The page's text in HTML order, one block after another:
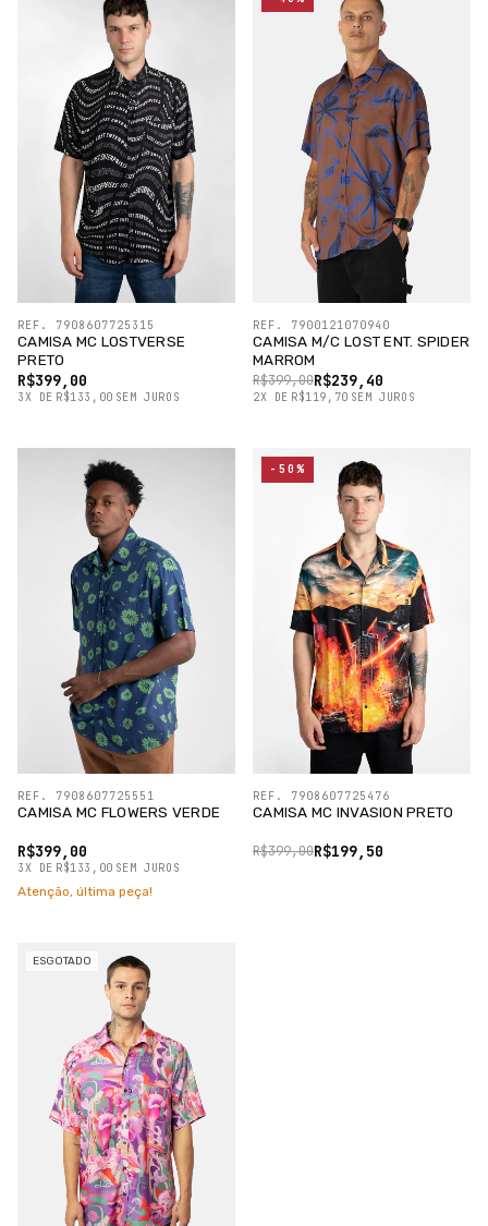
CAMISA MC LOSTVERSE
PRETO
R$399,00
3X DE R$133,00 SEM JUROS
REF. 7908607725315
CAMISA M/C LOST ENT. SPIDER
MARROM
R$239,40
R$399,00
2X DE R$119,70 SEM JUROS
REF. 7900121070940
CAMISA MC FLOWERS VERDE
R$399,00
3X DE R$133,00 SEM JUROS
REF. 7908607725551
Atenção, última peça!
CAMISA MC INVASION PRETO
R$199,50
R$399,00
REF. 7908607725476
-50%
ESGOTADO